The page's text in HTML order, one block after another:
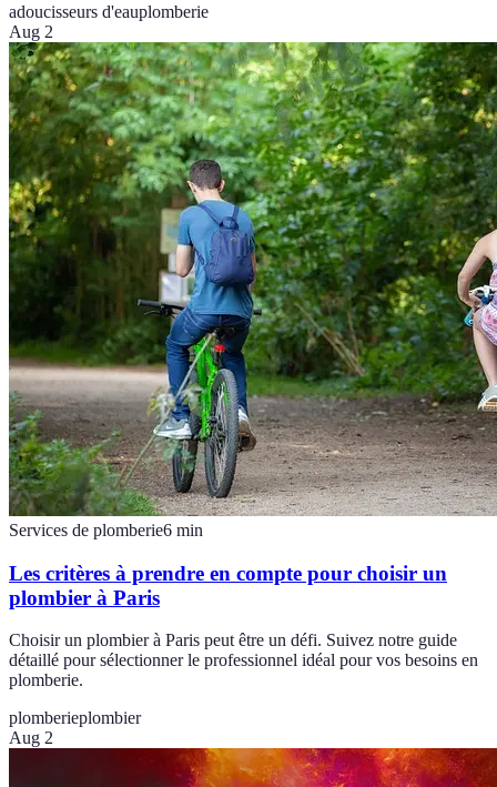
adoucisseurs d'eauplomberie
Aug 2
Services de plomberie6 min
Les critères à prendre en compte pour choisir un
plombier à Paris
Choisir un plombier à Paris peut être un défi. Suivez notre guide
détaillé pour sélectionner le professionnel idéal pour vos besoins en
plomberie.
plomberieplombier
Aug 2